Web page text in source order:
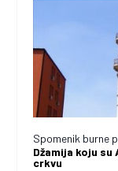
Spomenik burne
Džamija koju
crkvu